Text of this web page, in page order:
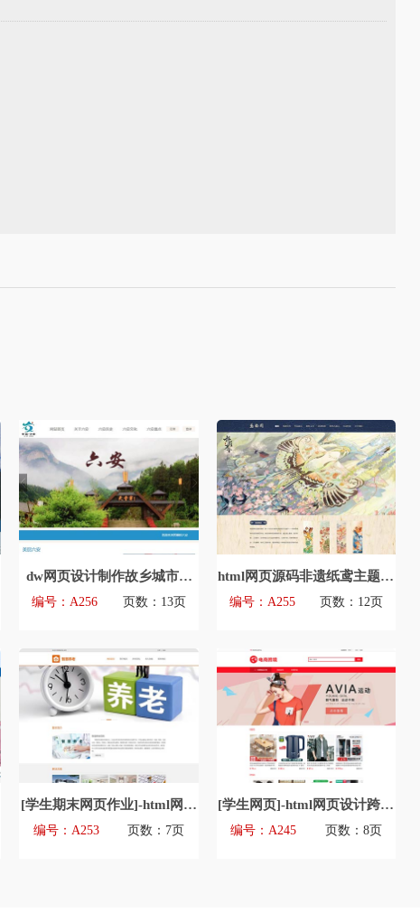
dw网页设计制作故乡城市六
安html模版源码
编号：A256 页数：13页
html网页源码非遗纸鸢主题网
页设计模板源文件
编号：A255 页数：12页
[学生期末网页作业]-html网页
设计智慧养老主题模版源码
编号：A253 页数：7页
[学生网页]-html网页设计跨境
电商主题网页模版源码
编号：A245 页数：8页